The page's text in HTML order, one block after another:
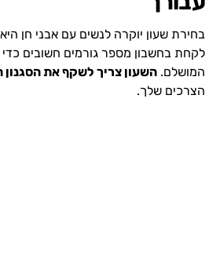
בחירת שעון יוקרה לנשים עם אבני חן
לקחת בחשבון מספר גורמים חשובים
המושלם. השעון צריך לשקף את הסגנון
הצרכים שלך.